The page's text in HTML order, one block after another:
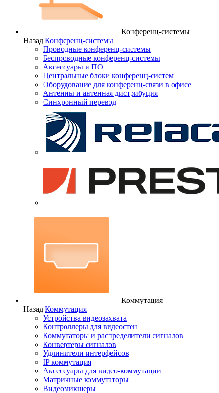
Конференц-системы
Назад Конференц-системы
Проводные конференц-системы
Беспроводные конференц-системы
Аксессуары и ПО
Центральные блоки конференц-систем
Оборудование для конференц-связи в офисе
Антенны и антенная дистрибуция
Синхронный перевод
Коммутация
Назад Коммутация
Устройства видеозахвата
Контроллеры для видеостен
Коммутаторы и распределители сигналов
Конвертеры сигналов
Удлинители интерфейсов
IP коммутация
Аксессуары для видео-коммутации
Матричные коммутаторы
Видеомикшеры